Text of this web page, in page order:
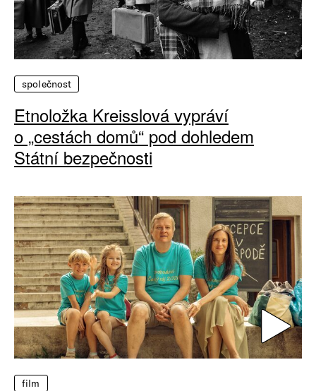
společnost
Etnoložka Kreisslová vypráví
o „cestách domů“ pod dohledem
Státní bezpečnosti
film